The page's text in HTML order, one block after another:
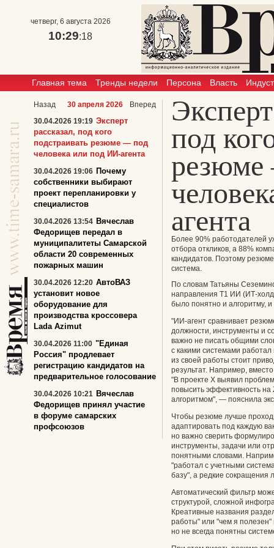
четверг, 6 августа 2026
10:29:18
Главная тема Тренды недели Персона Власть
под
агента
Более 90% работодателей
отбора откликов, а 88%
кандидатов. Поэтому
система.
По словам Татьяны
направления Т1 ИИ (ИТ-
было понятно и алгоритму, и
"ИИ-агент сравнивает
должности, инструменты и
важно не писать общими
с какими системами
из своей работы стоит
результат. Например,
"В проекте X выявил
повысить эффективность
алгоритмом", — пояснила
Чтобы резюме лучше
адаптировать под каждую
но важно сверить
инструменты, задачи или
понятными словами.
"работал с учетными
базу", а редкие
Автоматический фильтр
структурой, сложной
Креативные названия
работы" или "чем я полезен"
но не всегда понятны
Назад 30 апреля 2026
Вперед
30.04.2026 19:19 Эксперт
рассказал, под кого
подстраивать резюме — под
человека или под ИИ-агента
30.04.2026 19:06 Почему
собственники выбирают
проект перепланировки у
специалистов
30.04.2026 13:54 Вячеслав
Федорищев передал в
муниципалитеты Самарской
области 20 современных
пожарных машин
30.04.2026 12:20 АвтоВАЗ
установит новое
оборудование для
производства кроссовера
Lada Azimut
30.04.2026 11:00 "Единая
Россия" продлевает
регистрацию кандидатов на
предварительное голосование
30.04.2026 10:21 Вячеслав
Федорищев принял участие
в форуме самарских
профсоюзов